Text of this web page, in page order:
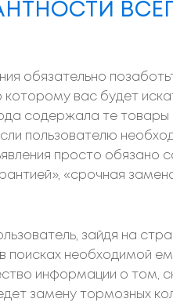
обязательно
вас будет
содержала те товары
пользователю
просто обязано
«срочная
зайдя на
поисках необходимой
информации о том,
замену тормозных